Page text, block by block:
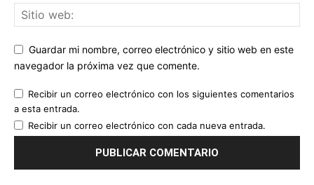
Guardar mi nombre, correo electrónico y sitio web en este
navegador la próxima vez que comente.
Recibir un correo electrónico con los siguientes comentarios
a esta entrada.
Recibir un correo electrónico con cada nueva entrada.